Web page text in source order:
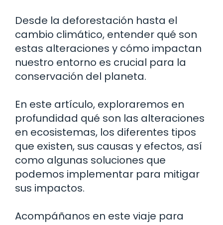
Desde la deforestación hasta el
cambio climático, entender qué son
estas alteraciones y cómo impactan
nuestro entorno es crucial para la
conservación del planeta.
En este artículo, exploraremos en
profundidad qué son las alteraciones
en ecosistemas, los diferentes tipos
que existen, sus causas y efectos, así
como algunas soluciones que
podemos implementar para mitigar
sus impactos.
Acompáñanos en este viaje para